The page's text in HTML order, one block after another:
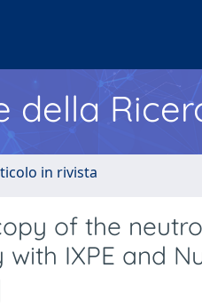
della
in rivista
of the
IXPE and